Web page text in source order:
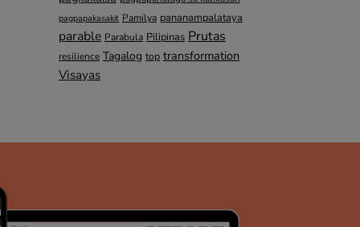
pagpapakasakit Pamilya pananampalataya
parable Parabula Pilipinas Prutas
resilience Tagalog top transformation
Visayas